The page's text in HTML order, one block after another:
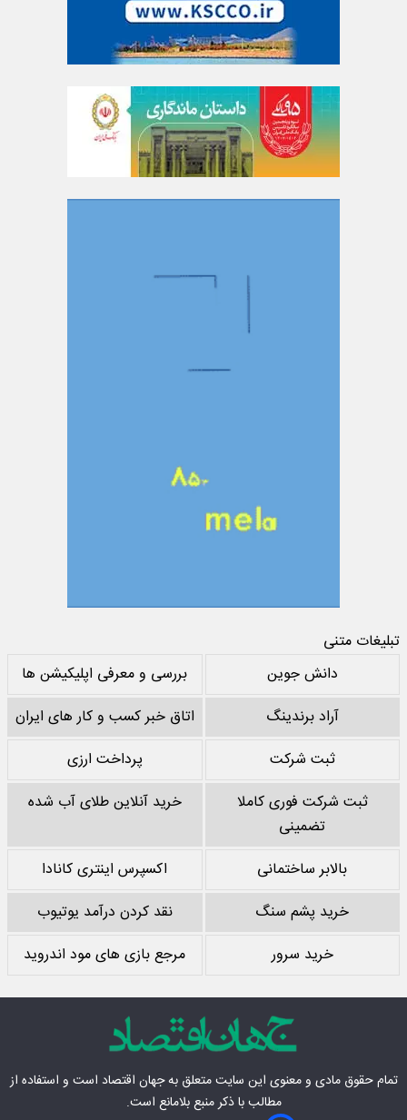
تبلیغات متنی
دانش جوین
بررسی و معرفی اپلیکیشن ها
آراد برندینگ
اتاق خبر کسب و کار های ایران
ثبت شرکت
پرداخت ارزی
ثبت شرکت فوری کاملا
تضمینی
خرید آنلاین طلای آب شده
بالابر ساختمانی
اکسپرس اینتری کانادا
خرید پشم سنگ
نقد کردن درآمد یوتیوب
خرید سرور
مرجع بازی های مود اندروید
تمام حقوق مادی‌ و معنوی این سایت متعلق بهجهان اقتصاد است و استفاده از
مطالب با ذکر منبع بلامانع است.